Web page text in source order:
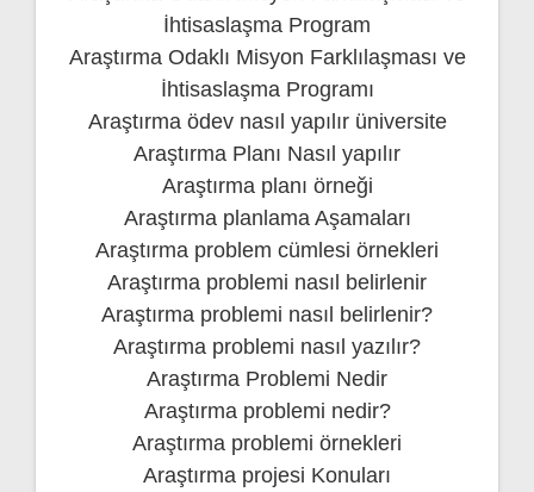
İhtisaslaşma Program
Araştırma Odaklı Misyon Farklılaşması ve
İhtisaslaşma Programı
Araştırma ödev nasıl yapılır üniversite
Araştırma Planı Nasıl yapılır
Araştırma planı örneği
Araştırma planlama Aşamaları
Araştırma problem cümlesi örnekleri
Araştırma problemi nasıl belirlenir
Araştırma problemi nasıl belirlenir?
Araştırma problemi nasıl yazılır?
Araştırma Problemi Nedir
Araştırma problemi nedir?
Araştırma problemi örnekleri
Araştırma projesi Konuları